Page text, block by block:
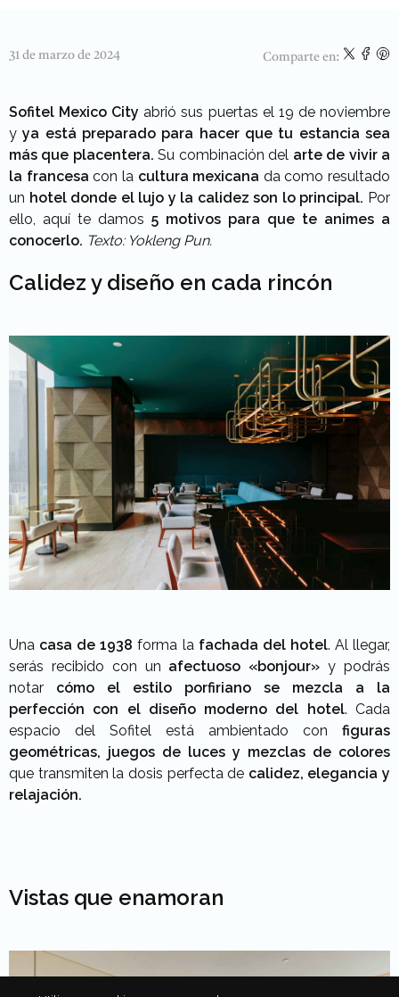
31 de marzo de 2024 Comparte en:
Sofitel Mexico City abrió sus puertas el 19 de noviembre
yya está preparado para hacer que tu estancia sea
más que placentera. Su combinación del arte de vivir a
la francesa con la cultura mexicana da como resultado
un hotel donde el lujo y la calidez son lo principal. Por
ello, aquí te damos 5 motivos para que te animes a
conocerlo. Texto: Yokleng Pun.
Calidez y diseño en cada rincón
Una casa de 1938 forma la fachada del hotel. Al llegar,
serás recibido con un afectuoso «bonjour» y podrás
notar cómo el estilo porfiriano se mezcla a la
perfección con el diseño moderno del hotel. Cada
espacio del Sofitel está ambientado con figuras
geométricas, juegos de luces y mezclas de colores
que transmiten la dosis perfecta de calidez, elegancia y
relajación.
Vistas que enamoran